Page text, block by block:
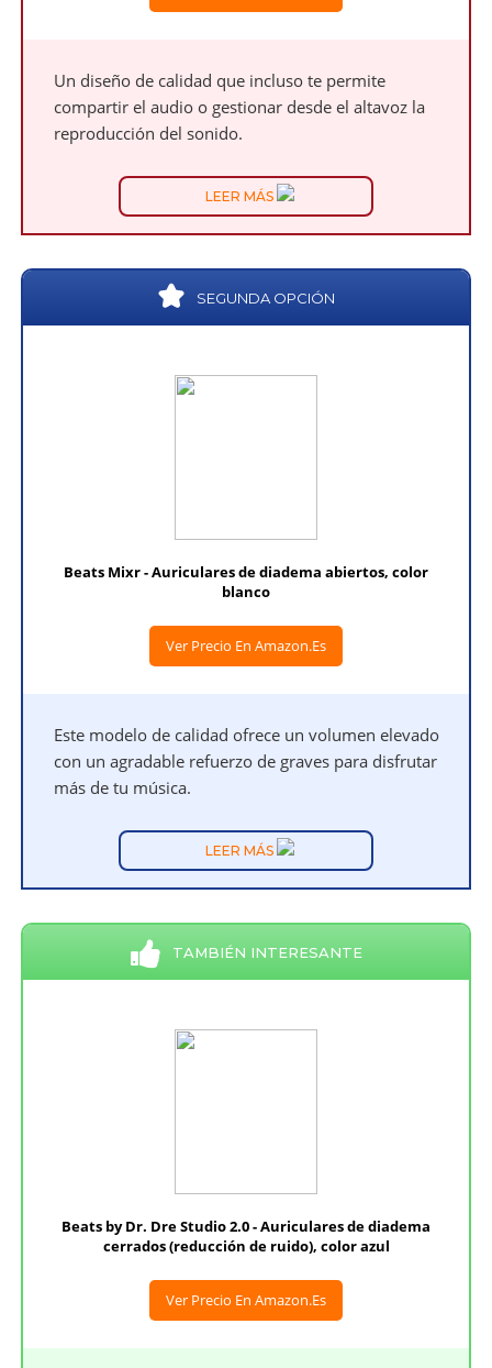
Un diseño de calidad que incluso te permite
compartir el audio o gestionar desde el altavoz la
reproducción del sonido.
LEER MÁS
SEGUNDA OPCIÓN
Beats Mixr - Auriculares de diadema abiertos, color
blanco
Ver Precio En Amazon.es
Este modelo de calidad ofrece un volumen elevado
con un agradable refuerzo de graves para disfrutar
más de tu música.
LEER MÁS
TAMBIÉN INTERESANTE
Beats by Dr. Dre Studio 2.0 - Auriculares de diadema
cerrados (reducción de ruido), color azul
Ver Precio En Amazon.es